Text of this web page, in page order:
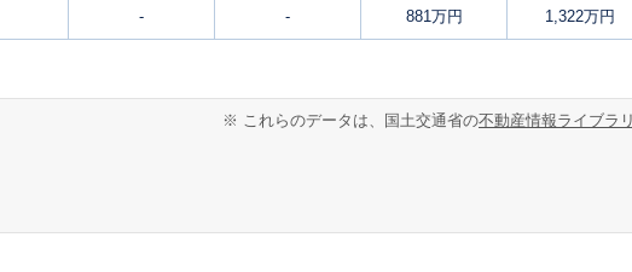
- - 881万円 1,322万円
※ これらのデータは、国土交通省の不動産情報ライブラリ